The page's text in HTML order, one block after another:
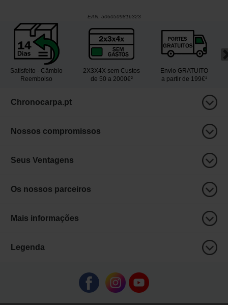
EAN: 5060509816323
Satisfeito - Câmbio
Reembolso
2X3X4X sem Custos
de 50 a 2000€²
Envio GRATUITO
a partir de 199€¹
Chronocarpa.pt
Nossos compromissos
Seus Ventagens
Os nossos parceiros
Mais informações
Legenda